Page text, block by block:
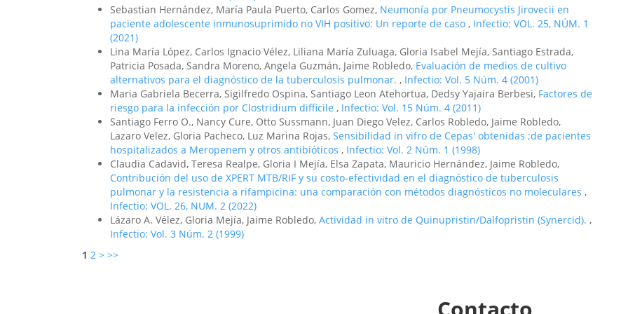
Sebastian Hernández, María Paula Puerto, Carlos Gomez, Neumonía por Pneumocystis Jirovecii en
paciente adolescente inmunosuprimido no VIH positivo: Un reporte de caso , Infectio: VOL. 25, NÚM. 1
(2021)
Lina María López, Carlos Ignacio Vélez, Liliana María Zuluaga, Gloria Isabel Mejía, Santiago Estrada,
Patricia Posada, Sandra Moreno, Angela Guzmán, Jaime Robledo, Evaluación de medios de cultivo
alternativos para el diagnóstico de la tuberculosis pulmonar. , Infectio: Vol. 5 Núm. 4 (2001)
Maria Gabriela Becerra, Sigilfredo Ospina, Santiago Leon Atehortua, Dedsy Yajaira Berbesi, Factores de
riesgo para la infección por Clostridium difficile , Infectio: Vol. 15 Núm. 4 (2011)
Santiago Ferro O., Nancy Cure, Otto Sussmann, Juan Diego Velez, Carlos Robledo, Jaime Robledo,
Lazaro Velez, Gloria Pacheco, Luz Marina Rojas, Sensibilidad in vifro de Cepas' obtenidas ;de pacientes
hospitalizados a Meropenem y otros antibióticos , Infectio: Vol. 2 Núm. 1 (1998)
Claudia Cadavid, Teresa Realpe, Gloria I Mejía, Elsa Zapata, Mauricio Hernández, Jaime Robledo,
Contribución del uso de XPERT MTB/RIF y su costo-efectividad en el diagnóstico de tuberculosis
pulmonar y la resistencia a rifampicina: una comparación con métodos diagnósticos no moleculares ,
Infectio: VOL. 26, NUM. 2 (2022)
Lázaro A. Vélez, Gloria Mejía, Jaime Robledo, Actividad in vitro de Quinupristin/Dalfopristin (Synercid). ,
Infectio: Vol. 3 Núm. 2 (1999)
1 2 > >>